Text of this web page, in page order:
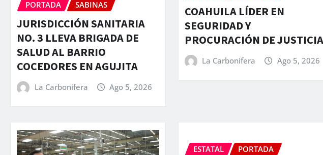
PORTADA SABINAS
JURISDICCIÓN SANITARIA
NO. 3 LLEVA BRIGADA DE
SALUD AL BARRIO
COCEDORES EN AGUJITA
La Carbonifera Ago 5, 2026
COAHUILA LÍDER EN
SEGURIDAD Y
PROCURACIÓN DE JUSTICIA
La Carbonifera Ago 5, 2026
ESTATAL PORTADA